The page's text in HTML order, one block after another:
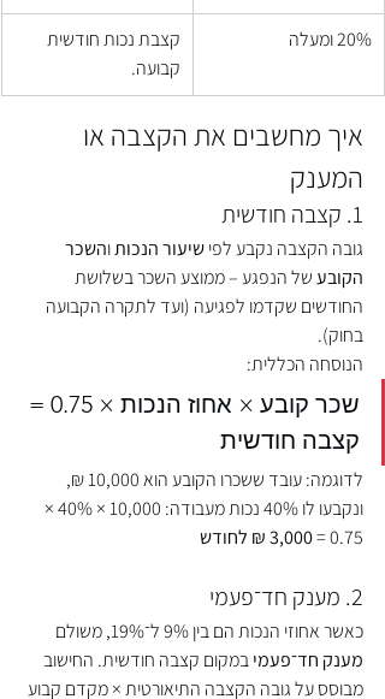
20% ומעלה
קצבת נכות חודשית
קבועה.
איך מחשבים את הקצבה או
המענק
1. קצבה חודשית
גובה הקצבה נקבע לפי שיעור הנכות והשכר
הקובע של הנפגע – ממוצע השכר בשלושת
החודשים שקדמו לפגיעה (ועד לתקרה הקבועה
בחוק).
הנוסחה הכללית:
שכר קובע × אחוז הנכות × 0.75 =
קצבה חודשית
לדוגמה: עובד ששכרו הקובע הוא 10,000 ₪,
ונקבעו לו 40% נכות מעבודה: 10,000 × 40% ×
0.75 =
3,000 ₪ לחודש
2. מענק חד־פעמי
כאשר אחוזי הנכות הם בין 9% ל־19%, משולם
מענק חד־פעמי במקום קצבה חודשית. החישוב
מבוסס על גובה הקצבה התיאורטית × מקדם קבוע